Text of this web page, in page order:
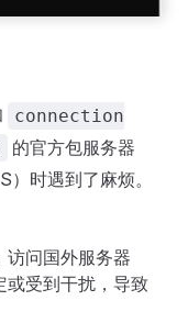
connection
的官方包服务器
时遇到了麻烦。
访问国外服务器
或受到干扰，导致